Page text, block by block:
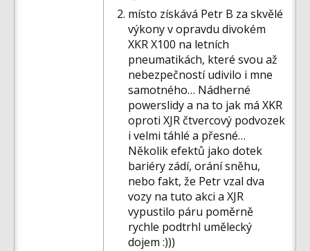
místo získává Petr B za skvělé
výkony v opravdu divokém
XKR X100 na letních
pneumatikách, které svou až
nebezpečností udivilo i mne
samotného… Nádherné
powerslidy a na to jak má XKR
oproti XJR čtvercový podvozek
i velmi táhlé a přesné…
Několik efektů jako dotek
bariéry zádí, orání sněhu,
nebo fakt, že Petr vzal dva
vozy na tuto akci a XJR
vypustilo páru poměrně
rychle podtrhl umělecký
dojem :)))